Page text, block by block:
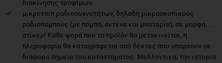
διακίνησης τροφίμων.
μικροτσίπ ραδιοσυχνοτήτων, δηλαδή μικροσκοπικούς
ραδιοπομπούς (με πομπό, αντένα και μπαταρία), σε μορφή…
στίκερ! Κάθε φορά που το προϊόν θα μετακινείται, η
πληροφορία θα καταγράφεται από δέκτες που υπάρχουν σε
διάφορα σημεία του καταστήματος. Μελλοντικά, την ιστορία